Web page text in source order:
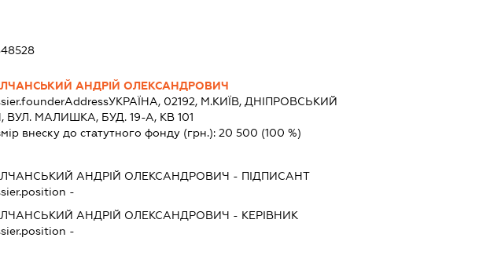
АНДРІЙ ОЛЕКСАНДРОВИЧ
УКРАЇНА, 02192, М.КИЇВ, ДНІПРОВСЬКИЙ
ВУЛ. МАЛИШКА, БУД. 19-А, КВ 101
внеску до статутного фонду (грн.):20 500 (100 %)
АНДРІЙ ОЛЕКСАНДРОВИЧ - ПІДПИСАНТ
-
АНДРІЙ ОЛЕКСАНДРОВИЧ - КЕРІВНИК
-